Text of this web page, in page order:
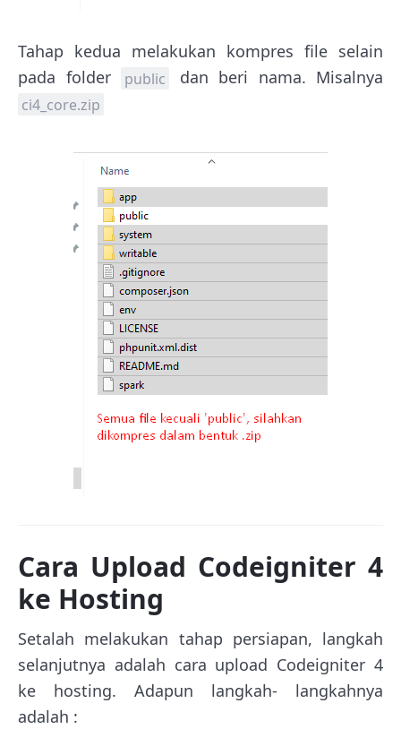
Tahap kedua melakukan kompres file selain
pada folder
public dan beri nama. Misalnya
ci4_core.zip
Cara Upload Codeigniter 4
ke Hosting
Setalah melakukan tahap persiapan, langkah
selanjutnya adalah cara upload Codeigniter 4
ke hosting. Adapun langkah- langkahnya
adalah :